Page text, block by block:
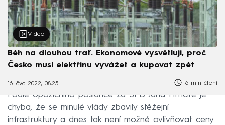
Video
Běh na dlouhou trať. Ekonomové vysvětlují, proč
Česko musí elektřinu vyvážet a kupovat zpět
16. čvc 2022, 08:25 6 min čtení
Podle opozičního poslance za SPD Jana Hrnčíře je
chyba, že se minulé vlády zbavily stěžejní
infrastruktury a dnes tak není možné ovlivňovat ceny